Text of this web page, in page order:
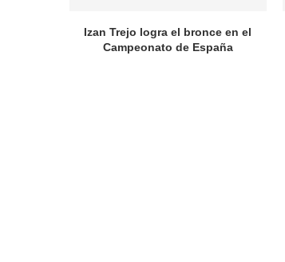
Izan Trejo logra el bronce en el
Campeonato de España